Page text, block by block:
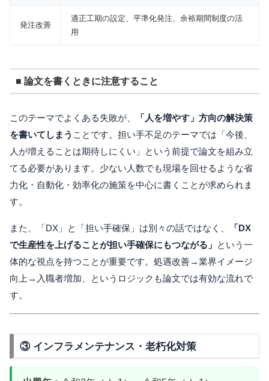
発注改善
適正工期の設定、平準化発注、余裕期間制度の活
用
■ 論文を書くときに注意すること
このテーマでよくある失敗が、
「人を増やす」方向の解決策
を書いてしまう ことです。担い手不足のテーマでは「今後、
人が増えることは期待しにくい」という前提で論文を組み立
てる必要があります。少ない人数でも現場を回せるような省
力化・自動化・効率化の施策を中心に書くことが求められま
す。
また、「DX」と「担い手確保」は別々の話ではなく、
「DX
で生産性を上げることが担い手確保にもつながる」 という一
体的な視点を持つことが重要です。処遇改善→業界イメージ
向上→入職者増加、というロジックも論文では有効な流れで
す。
③ インフラメンテナンス・老朽化対策